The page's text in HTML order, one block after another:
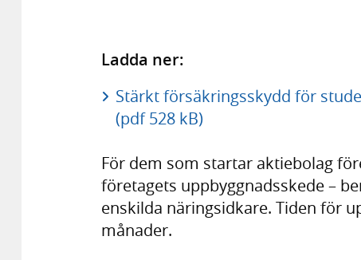
Ladda ner:
Stärkt försäkringsskydd för
(pdf 528 kB)
För dem som startar aktiebolag
företagets uppbyggnadsskede –
enskilda näringsidkare. Tiden för
månader.